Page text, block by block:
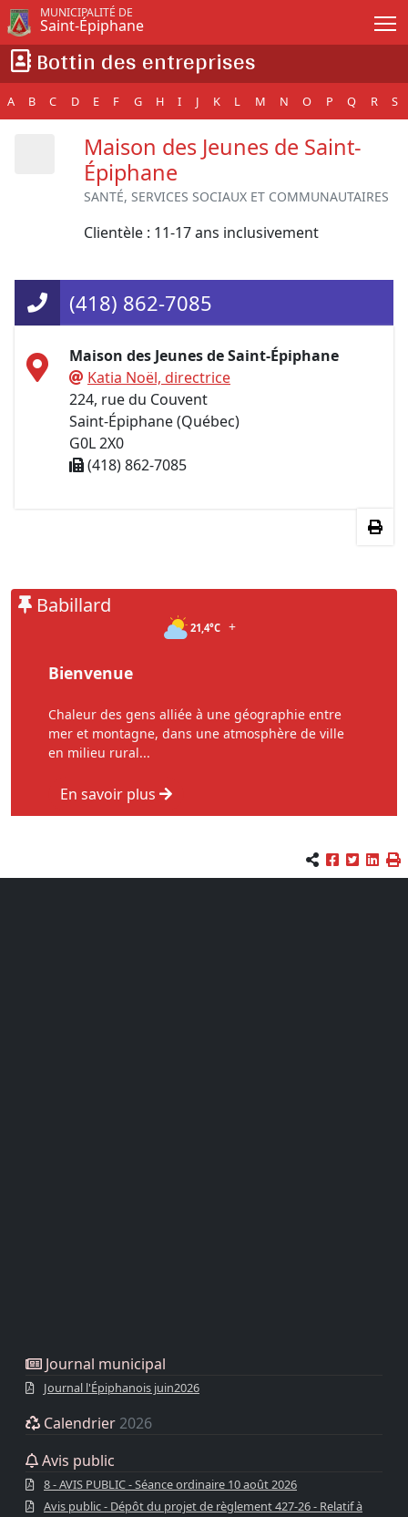
Passer au contenu principal
MUNICIPALITÉ DE
Saint-Épiphane
Bottin des entreprises
A B C D E F G H I J K L M N O P Q R S
Maison des Jeunes de Saint-
Épiphane
SANTÉ, SERVICES SOCIAUX ET COMMUNAUTAIRES
Clientèle : 11-17 ans inclusivement
(418) 862-7085
Maison des Jeunes de Saint-Épiphane
Katia Noël, directrice
224, rue du Couvent
Saint-Épiphane (Québec)
G0L 2X0
(418) 862-7085
Babillard
21,4°C +
Bienvenue
Chaleur des gens alliée à une géographie entre
mer et montagne, dans une atmosphère de ville
en milieu rural...
En savoir plus
Journal municipal
Journal l'Épiphanois juin2026
Calendrier 2026
Avis public
8 - AVIS PUBLIC - Séance ordinaire 10 août 2026
Avis public - Dépôt du projet de règlement 427-26 - Relatif à